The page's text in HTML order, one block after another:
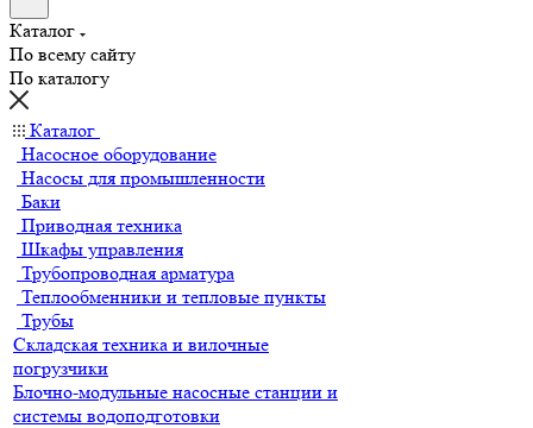
Каталог
По всему сайту
По каталогу
Каталог
Насосное оборудование
Насосы для промышленности
Баки
Приводная техника
Шкафы управления
Трубопроводная арматура
Теплообменники и тепловые пункты
Трубы
Складская техника и вилочные
погрузчики
Блочно-модульные насосные станции и
системы водоподготовки